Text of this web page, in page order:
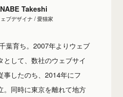
Takeshi
ブデザイナ / 愛猫家
葉育ち。2007年よりウェブ
として、数社のウェブサイ
事したのち、2014年にフ
。同時に東京を離れて地方